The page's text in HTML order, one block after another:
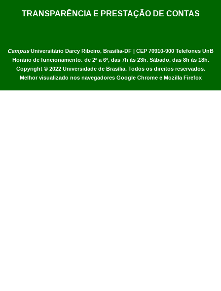
CampusUniversitário Darcy Ribeiro, Brasília-DF | CEP 70910-900 Telefones UnB
Horário de funcionamento: de 2ª a 6ª, das 7h às 23h. Sábado, das 8h às 18h.
Copyright © 2022 Universidade de Brasília. Todos os direitos reservados.
Melhor visualizado nos navegadores Google Chrome e Mozilla Firefox
TRANSPARÊNCIA E PRESTAÇÃO DE CONTAS